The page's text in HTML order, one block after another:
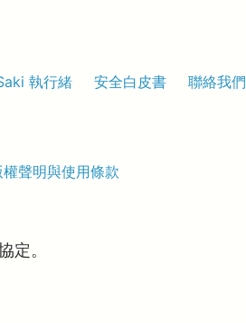
執行緒 安全白皮書 聯絡我們
聲明與使用條款
定。